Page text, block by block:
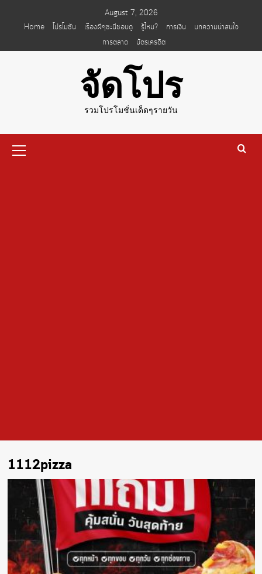
August 7, 2026
Home
โปรโมชั่น เรื่องผีๆชะนีชอบดู รู้ไหม? การเงิน
บทความน่าสนใจ
การตลาด
บัตรเครดิต
จัดโปร
รวมโปรโมชั่นเด็ดๆรายวัน
Menu
1112pizza